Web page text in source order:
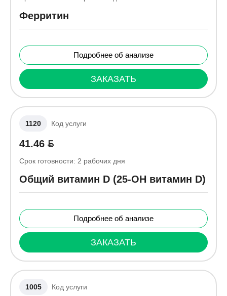
Ферритин
Подробнее об анализе
ЗАКАЗАТЬ
1120 Код услуги
41.46
Срок готовности: 2 рабочих дня
Общий витамин D (25-ОН витамин D)
Подробнее об анализе
ЗАКАЗАТЬ
1005 Код услуги